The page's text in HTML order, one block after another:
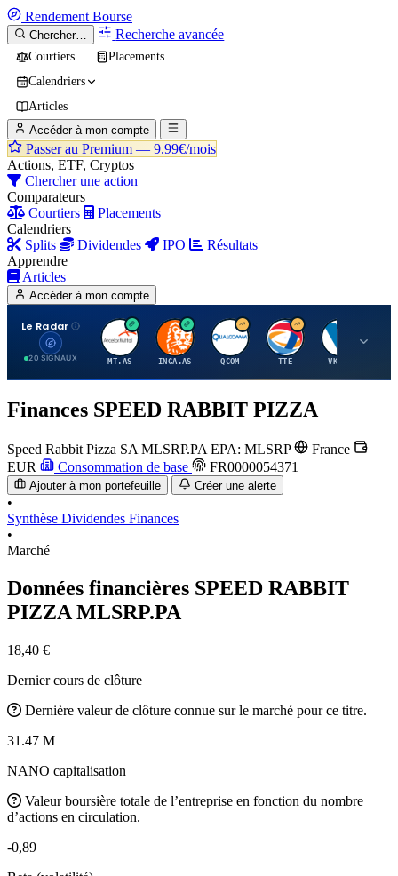
Rendement Bourse
Chercher… Recherche avancée
Courtiers
Placements
Calendriers
Articles
Accéder à mon compte
Passer au Premium — 9.99€/mois
Actions, ETF, Cryptos
Chercher une action
Comparateurs
Courtiers
Placements
Calendriers
Splits
Dividendes IPO
Résultats
Apprendre
Articles
Accéder à mon compte
Le Radar
20 SIGNAUX
A
MT.AS
I
INGA.AS
Q
QCOM
T
TTE VK.PA
Finances SPEED RABBIT PIZZA
Speed Rabbit Pizza SA MLSRP.PA EPA: MLSRP
France
EUR
Consommation de base FR0000054371
Ajouter à mon portefeuille Créer une alerte
•
Synthèse Dividendes Finances
•
Marché
Données financières SPEED RABBIT
PIZZA MLSRP.PA
18,40 €
Dernier cours de clôture
Dernière valeur de clôture connue sur le marché pour ce titre.
31.47 M
NANO capitalisation
Valeur boursière totale de l’entreprise en fonction du nombre
d’actions en circulation.
-0,89